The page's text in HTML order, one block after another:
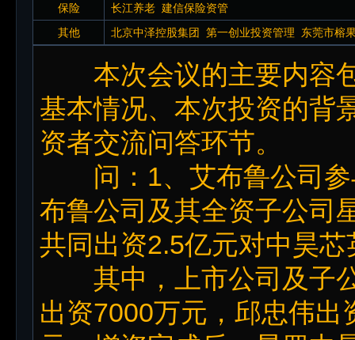
保险
长江养老 建信保险资管
其他
北京中泽控股集团 第一创业投资管理
东莞市榕
益和源资管 上海云门投资 上海睿亿投资 深圳证
本次会议的主要内容包
基本情况、本次投资的背
资者交流问答环节。
问：1、艾布鲁公司参
布鲁公司及其全资子公司
共同出资2.5亿元对中昊
其中，上市公司及子公
出资7000万元，邱忠伟